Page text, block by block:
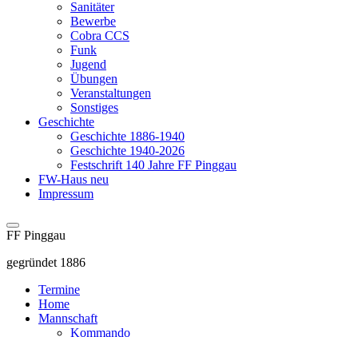
Sanitäter
Bewerbe
Cobra CCS
Funk
Jugend
Übungen
Veranstaltungen
Sonstiges
Geschichte
Geschichte 1886-1940
Geschichte 1940-2026
Festschrift 140 Jahre FF Pinggau
FW-Haus neu
Impressum
FF Pinggau
gegründet 1886
Termine
Home
Mannschaft
Kommando